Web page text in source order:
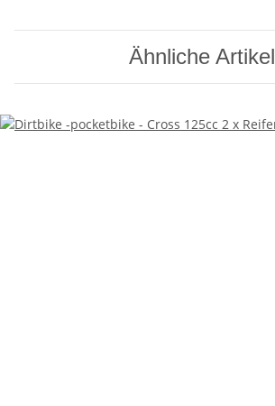
Ähnliche Artikel